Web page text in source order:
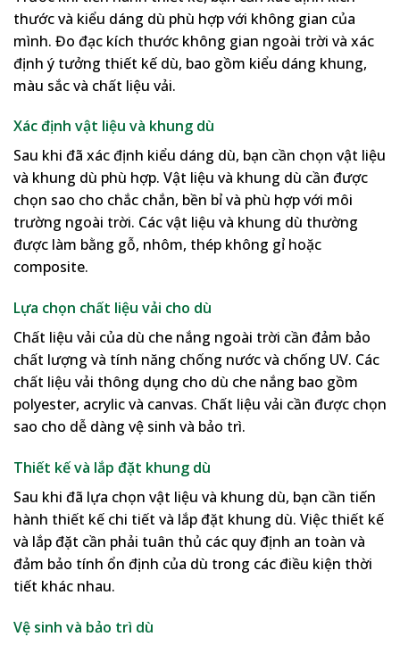
thước và kiểu dáng dù phù hợp với không gian của
mình. Đo đạc kích thước không gian ngoài trời và xác
định ý tưởng thiết kế dù, bao gồm kiểu dáng khung,
màu sắc và chất liệu vải.
Xác định vật liệu và khung dù
Sau khi đã xác định kiểu dáng dù, bạn cần chọn vật liệu
và khung dù phù hợp. Vật liệu và khung dù cần được
chọn sao cho chắc chắn, bền bỉ và phù hợp với môi
trường ngoài trời. Các vật liệu và khung dù thường
được làm bằng gỗ, nhôm, thép không gỉ hoặc
composite.
Lựa chọn chất liệu vải cho dù
Chất liệu vải của dù che nắng ngoài trời cần đảm bảo
chất lượng và tính năng chống nước và chống UV. Các
chất liệu vải thông dụng cho dù che nắng bao gồm
polyester, acrylic và canvas. Chất liệu vải cần được chọn
sao cho dễ dàng vệ sinh và bảo trì.
Thiết kế và lắp đặt khung dù
Sau khi đã lựa chọn vật liệu và khung dù, bạn cần tiến
hành thiết kế chi tiết và lắp đặt khung dù. Việc thiết kế
và lắp đặt cần phải tuân thủ các quy định an toàn và
đảm bảo tính ổn định của dù trong các điều kiện thời
tiết khác nhau.
Vệ sinh và bảo trì dù